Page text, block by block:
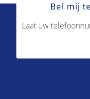
Bel mij
Laat uw